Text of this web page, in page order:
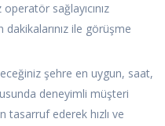
sağlayıcınız
ile görüşme
şehre en uygun, saat,
deneyimli müşteri
ederek hızlı ve